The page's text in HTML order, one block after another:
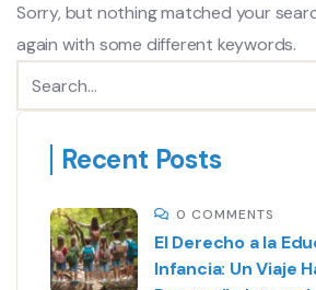
Sorry, but nothing matched your
again with some different keywords.
Recent Posts
0 COMMENTS
El Derecho a la
Infancia: Un Viaje